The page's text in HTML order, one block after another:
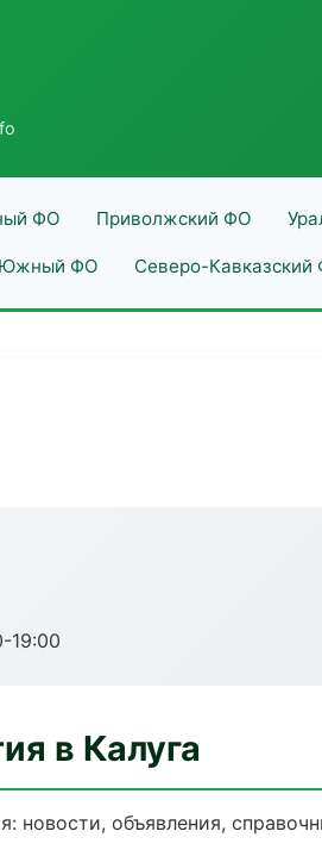
ФО Приволжский ФО
Южный ФО Северо-Кавказский
19:00
в Калуга
новости, объявления,